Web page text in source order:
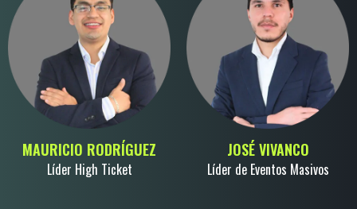
MAURICIO RODRÍGUEZ
Líder High Ticket
JOSÉ VIVANCO
Líder de Eventos Masivos